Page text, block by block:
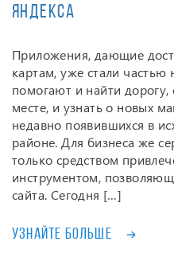
Яндекса
Приложения, дающие
картам, уже стали
помогают и найти
месте, и узнать о новых
недавно появившихся в
районе. Для бизнеса же
только средством
инструментом,
сайта. Сегодня […]
Узнайте больше